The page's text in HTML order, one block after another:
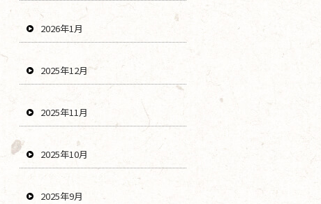
2026年1月
2025年12月
2025年11月
2025年10月
2025年9月